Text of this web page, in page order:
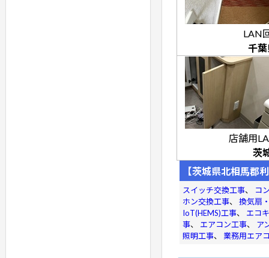
LAN
千
店舗用
茨
【茨城県北相馬
スイッチ交換工事、
コ
ホン交換工事、 換気扇
IoT(HEMS)工事、 エコ
事、 エアコン工事、 ア
照明工事、 業務用エア